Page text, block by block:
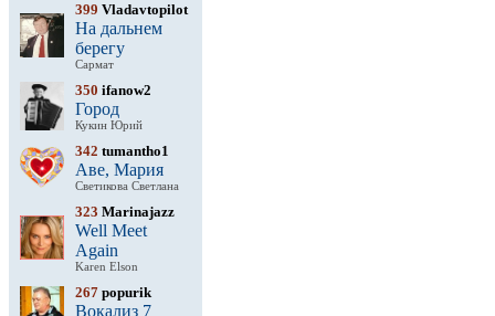
399 Vladavtopilot
На дальнем
берегу
Сармат
350 ifanow2
Город
Кукин Юрий
342 tumantho1
Аве, Мария
Светикова Светлана
323 Marinajazz
Well Meet
Again
Karen Elson
267 popurik
Вокализ 7